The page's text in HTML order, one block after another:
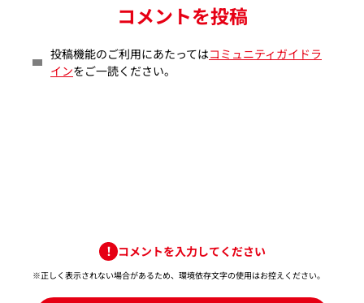
コメントを投稿
投稿機能のご利用にあたってはコミュニティガイドラ
インをご一読ください。
コメントを入力してください
※正しく表示されない場合があるため、環境依存文字の使用はお控えください。​